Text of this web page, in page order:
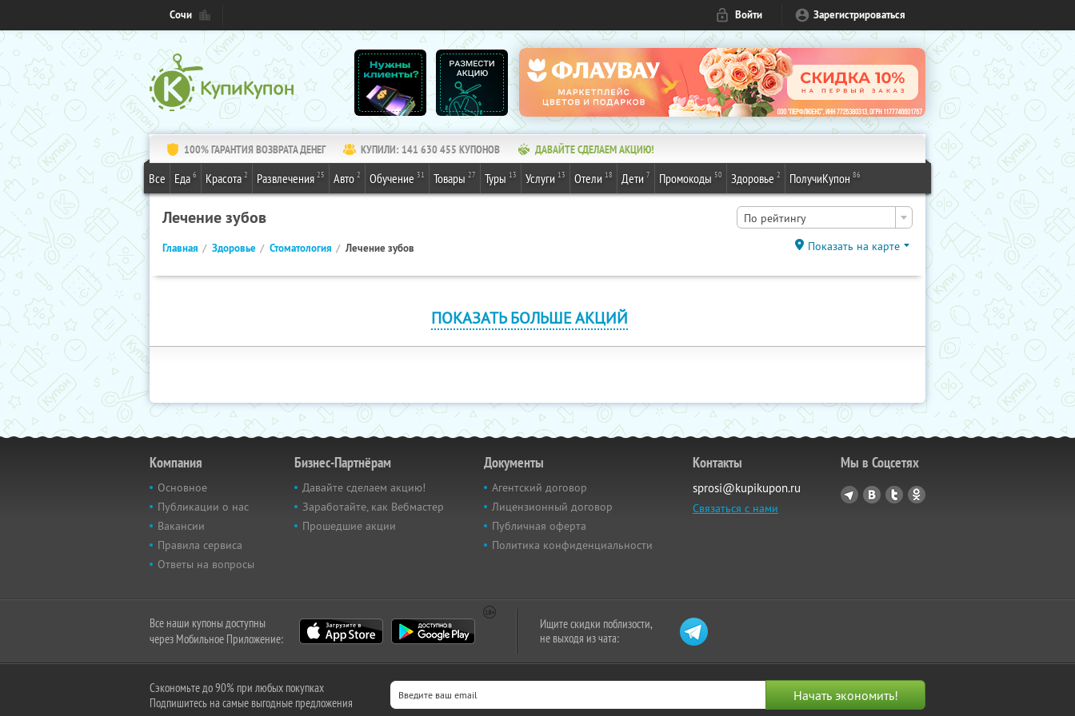
Сочи Войти Зарегистрироваться
100% ГАРАНТИЯ ВОЗВРАТА ДЕНЕГ КУПИЛИ: 141 630 455 КУПОНОВ ДАВАЙТЕ СДЕЛАЕМ АКЦИЮ!
Все Еда 6 Красота 2 Развлечения 25 Авто 2 Обучение 31 Товары 27 Туры 13 Услуги 13 Отели 18 Дети 7 Промокоды 50 Здоровье 2 ПолучиКупон 86
Лечение зубов По рейтингу
Главная Здоровье Стоматология Лечение зубов Показать на карте
ПОКАЗАТЬ БОЛЬШЕ АКЦИЙ
Компания
Основное
Публикации о нас
Вакансии
Правила сервиса
Ответы на вопросы
Бизнес-Партнёрам
Давайте сделаем акцию!
Заработайте, как Вебмастер
Прошедшие акции
Документы
Агентский договор
Лицензионный договор
Публичная оферта
Политика конфиденциальности
Контакты
sprosi@kupikupon.ru
Связаться с нами
Мы в Соцсетях
Все наши купоны доступны
через Мобильное Приложение:
Ищите скидки поблизости,
не выходя из чата:
Сэкономьте до 90% при любых покупках
Подпишитесь на самые выгодные предложения